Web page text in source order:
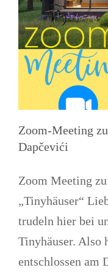
Zoom-Meeting
Dapčevići
Zoom Meeting
„Tinyhäuser“
trudeln hier bei
Tinyhäuser. Also
entschlossen am